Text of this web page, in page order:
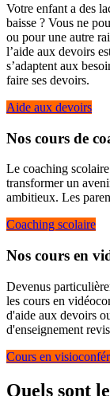
Votre enfant a des
baisse ? Vous ne
ou pour une autre
l’aide aux devoirs
s’adaptent aux
faire ses devoirs.
Aide aux devoirs
Nos cours de
Le coaching
transformer un
ambitieux. Les
Coaching scolaire
Nos cours en
Devenus
les cours en
d'aide aux devoirs
d'enseignement
Cours en
Quels sont